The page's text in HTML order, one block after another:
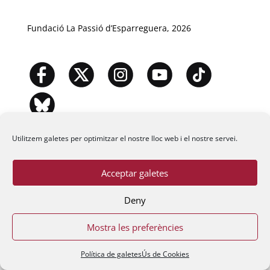
Utilitzem galetes per optimitzar el nostre lloc web i el nostre servei.
Acceptar galetes
Deny
Mostra les preferències
Política de galetesÚs de Cookies
Fundació La Passió d’Esparreguera, 2026